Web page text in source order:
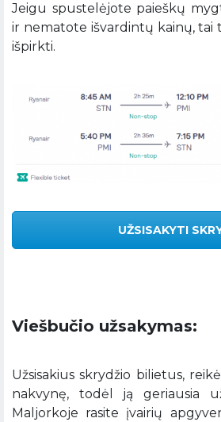
Jeigu spustelėjote paieškų
ir nematote išvardintų kainų, tai
išpirkti.
UŽSISAKYTI
Viešbučio užsakymas:
Užsisakius skrydžio bilietus,
nakvynę, todėl ją geriausia
Maljorkoje rasite įvairių